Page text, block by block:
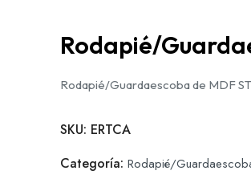
Rodapié/
Rodapié/Guardaescoba de MDF
SKU: ERTCA
Categoría: Rodapié/